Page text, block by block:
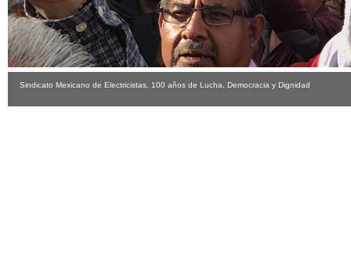
Sindicato Mexicano de Electricistas, 100 años de Lucha, Democracia y Dignidad